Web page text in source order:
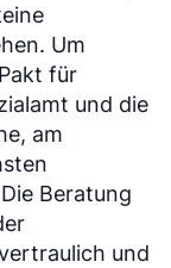
Um
für
und die
am
Beratung
und